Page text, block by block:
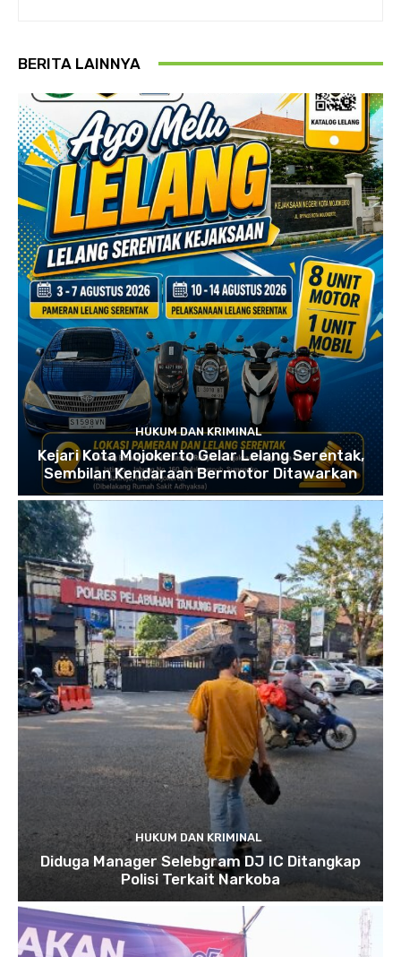
BERITA LAINNYA
HUKUM DAN KRIMINAL
Kejari Kota Mojokerto Gelar Lelang Serentak,
Sembilan Kendaraan Bermotor Ditawarkan
HUKUM DAN KRIMINAL
Diduga Manager Selebgram DJ IC Ditangkap
Polisi Terkait Narkoba